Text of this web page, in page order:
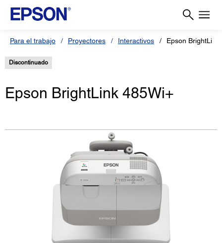
Para el trabajo Proyectores Interactivos Epson BrightLink
Discontinuado
Epson BrightLink 485Wi+